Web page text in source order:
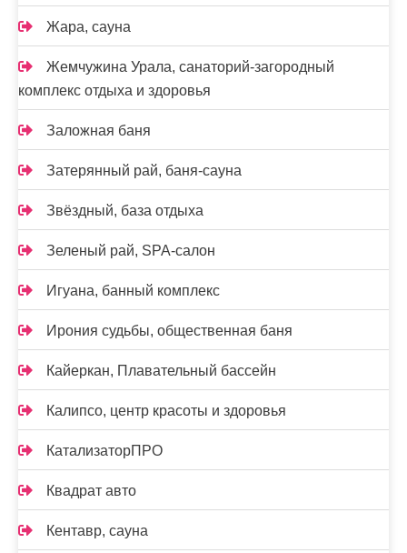
Жара, сауна
Жемчужина Урала, санаторий-загородный
комплекс отдыха и здоровья
Заложная баня
Затерянный рай, баня-сауна
Звёздный, база отдыха
Зеленый рай, SPA-салон
Игуана, банный комплекс
Ирония судьбы, общественная баня
Кайеркан, Плавательный бассейн
Калипсо, центр красоты и здоровья
КатализаторПРО
Квадрат авто
Кентавр, сауна